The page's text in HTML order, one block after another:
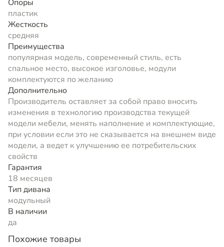
Опоры
пластик
Жесткость
средняя
Преимущества
популярная модель, современный стиль, есть
спальное место, высокое изголовье, модули
комплектуются по желанию
Дополнительно
Производитель оставляет за собой право вносить
изменения в технологию производства текущей
модели мебели, менять наполнение и комплектующие,
при условии если это не сказывается на внешнем виде
модели, а ведет к улучшению ее потребительских
свойств
Гарантия
18 месяцев
Тип дивана
модульный
В наличии
да
Похожие товары